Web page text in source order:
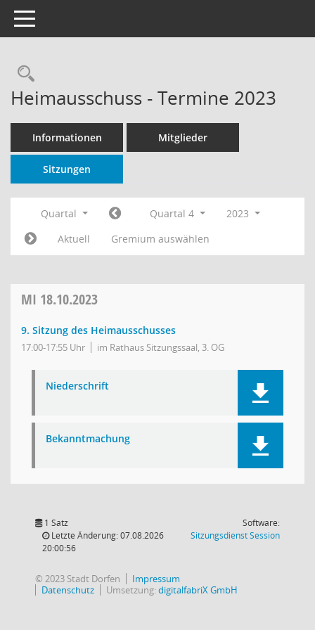
Toggle navigation
Rechercheauswahl
Heimausschuss - Termine 2023
Informationen Mitglieder
Sitzungen
Quartal Quartal 4
2023
Aktuell
Gremium auswählen
MI 18.10.2023
9. Sitzung des Heimausschusses
17:00-17:55 Uhr im Rathaus Sitzungssaal, 3. OG
Niederschrift
Bekanntmachung
1 Satz
Letzte Änderung: 07.08.2026
20:00:56
Software:
SitzungsdienstSession(Wird in
© 2023 Stadt Dorfen
Impressum
Datenschutz
Umsetzung:digitalfabriX GmbH